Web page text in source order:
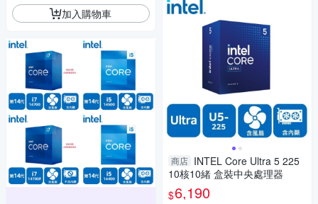
加入購物車
商店 INTEL Core Ultra 5 225
10核10緒 盒裝中央處理器
$6,190